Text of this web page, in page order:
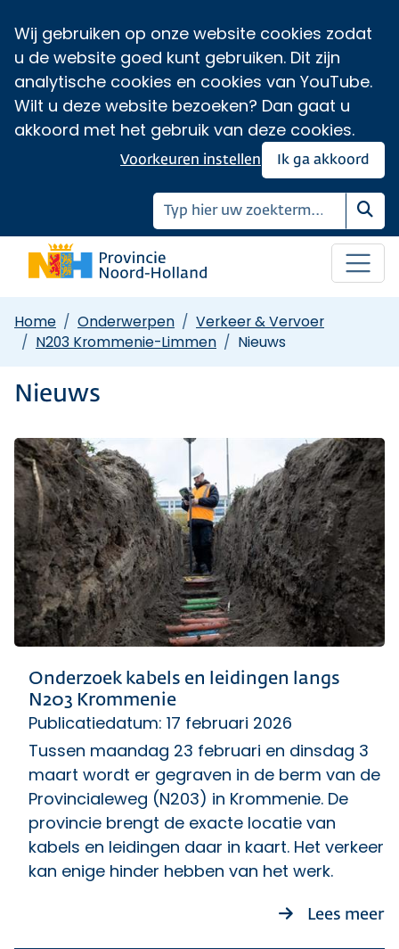
Wij gebruiken op onze website cookies zodat
u de website goed kunt gebruiken. Dit zijn
analytische cookies en cookies van YouTube.
Wilt u deze website bezoeken? Dan gaat u
akkoord met het gebruik van deze cookies.
Ik ga akkoord
Voorkeuren instellen
Home Onderwerpen
Verkeer & Vervoer
N203 Krommenie-Limmen
Nieuws
Nieuws
Onderzoek kabels en leidingen langs
N203 Krommenie
Publicatiedatum: 17 februari 2026
Tussen maandag 23 februari en dinsdag 3
maart wordt er gegraven in de berm van de
Provincialeweg (N203) in Krommenie. De
provincie brengt de exacte locatie van
kabels en leidingen daar in kaart. Het verkeer
kan enige hinder hebben van het werk.
Lees meer